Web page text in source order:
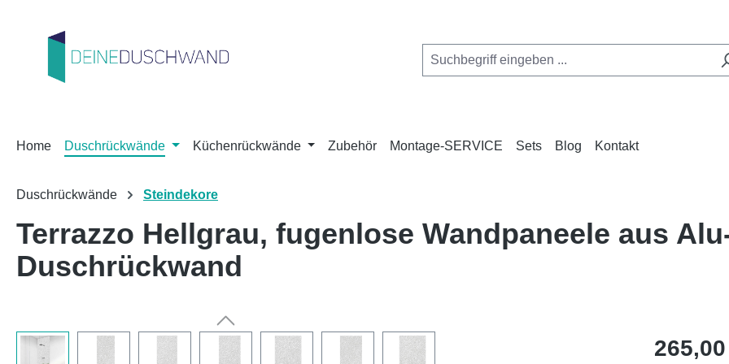
Home Duschrückwände Küchenrückwände Zubehör Montage-SERVICE Sets Blog Kontakt
Duschrückwände Steindekore
Terrazzo Hellgrau, fugenlose Wandpaneele aus
Duschrückwand
Regulärer